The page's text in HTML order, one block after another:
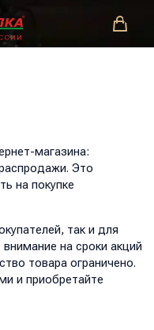
МОДЫ!
магазина:
Это
на покупке
так и для
на сроки акций
товара ограничено.
и приобретайте